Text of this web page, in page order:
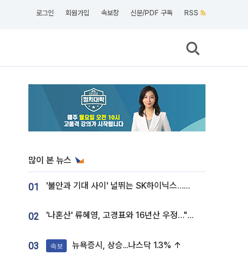
로그인 회원가입 속보창 신문/PDF 구독 RSS
많이 본 뉴스
01 '불안과 기대 사이' 널뛰는 SK하이닉스…증권가 "HBM4·LTA 기반 펀터멘털 견고"
02 '나혼산' 류혜영, 고경표와 16년산 우정…"자취방서 부모님과 마주쳐"
03 속보 뉴욕증시, 상승...나스닥 1.3% ↑